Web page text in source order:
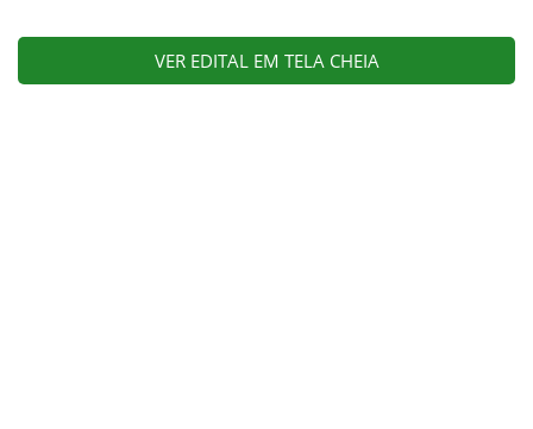
VER EDITAL EM TELA CHEIA